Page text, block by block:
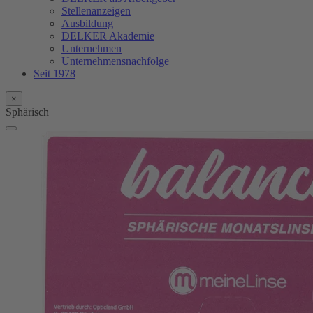
Stellenanzeigen
Ausbildung
DELKER Akademie
Unternehmen
Unternehmensnachfolge
Seit 1978
×
Sphärisch